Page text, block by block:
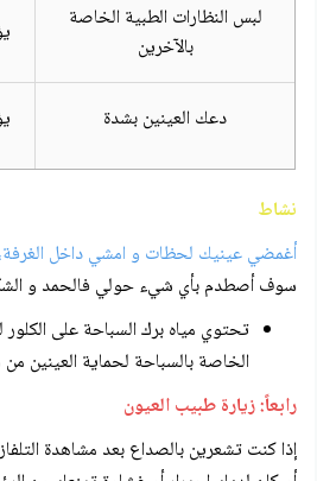
لبس النظارات الطبية الخاصة
بالآخرين
دعك العينين بشدة
نشاط
أغمضي عينيك لحظات و امشي داخل
سوف أصطدم بأي شيء حولي فالحمد و
تحتوي مياه برك السباحة على
الخاصة بالسباحة لحماية العينين من
رابعاً: زيارة طبيب العيون
إذا كنت تشعرين بالصداع بعد مشاهدة